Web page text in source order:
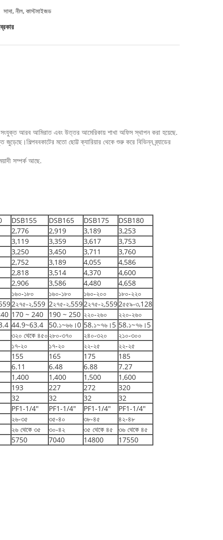
সাদা, নীল, কাস্টমাইজড
সংযুক্ত আরব আমিরাত এবং উত্তর আমেরিকায় শাখা অফিস স্থাপন করা হয়েছে.
জুড়েছে।শিল্পববকাটের মতো ছোট্ট ক্যারিয়ার থেকে শুরু করে বিভিন্ন ব্র্যাডের
সম্পর্ক আছে.
DSB155 DSB165 DSB175
DSB180
2,776 2,919 3,189
3,253
3,119 3,359 3,617
3,753
3,250 3,450 3,711
3,760
2,752 3,189 4,055
4,586
2,818 3,514 4,370
4,600
2,906 3,586 4,480
4,658
১৬০-১৮০ ১৬০-১৮০ ১৬০-২০০
১৮০-২২০
2২৭৫-২,559 2২৭৫-২,5592২৭৫-২,5592৫৫৯-৩,128
170 ~ 240 190 ~ 250 ২২০-২৬০
২২০-২৬০
44.9~63.4 50.১~৬৬।0 58.১~৭৬।5 58.১~৭৬।5
৩২০ থেকে ৪৫০২৮০-৩৭০ ২৪০-৩২০
২১০-৩০০
১৭-২০ ১৭-২০ ২২-২৫
২২-২৫
155 165 175
185
6.11 6.48 6.88
7.27
1,400 1,400 1,500
1,600
193 227 272
320
32 32 32
32
PF1-1/4" PF1-1/4" PF1-1/4"
PF1-1/4"
২৬-৩৫ ৩৫-৪০ ৩৮-৪৫
৪২-৪৮
২৬ থেকে ৩৫ ৩০-৪২ ৩৫ থেকে ৪৫
৩৬ থেকে ৪৫
5750 7040 14800 17550